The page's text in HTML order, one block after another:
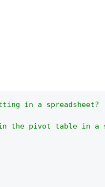
in a spreadsheet?
the pivot table in a